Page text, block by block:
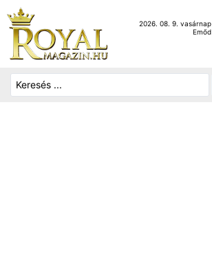
2026. 08. 9. vasárnap
Emőd